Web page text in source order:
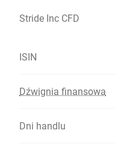
Stride Inc CFD
ISIN
Dźwignia finansowa
Dni handlu